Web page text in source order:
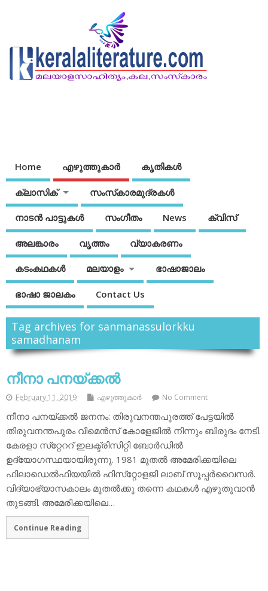
Home എഴുത്തുകാര്‍ കൃതികൾ
ക്ലാസിക് സംസ്‌കാരമുദ്രകള്‍
നാടന്‍ പാട്ടുകള്‍ സംഗീതം News ക്വിസ്
അലങ്കാരം വൃത്തം വ്യാകരണം
കടംകഥകള്‍ മലയാളം ഭാഷാജാലം
ഭാഷാ ജാലകം Contact Us
Tag archives for sanmanassulorkku
samadhanam
നീനാ പനയ്ക്കല്‍
February 11, 2019 എഴുത്തുകാര്‍ No Comment
നീനാ പനയ്ക്കല്‍ ജനനം: തിരുവനന്തപുരത്ത് പേട്ടയില്‍
തിരുവനന്തപുരം വിമെന്‍സ് കോളേജില്‍ നിന്നും ബിരുദം നേടി.
കേരളാ സ്‌റ്റേററ് ഇലക്ട്രിസിറ്റി ബോര്‍ഡില്‍
ഉദ്യോഗസ്ഥയായിരുന്നു. 1981 മുതല്‍ അമേരിക്കയിലെ
ഫിലാഡെല്‍ഫിയയില്‍ ഹിസ്‌റ്റോളജി ലാബ് സൂപ്പര്‍വൈസര്‍.
വിദ്യാഭ്യാസകാലം മുതല്‍ക്കു തന്നെ കഥകള്‍ എഴുതുവാന്‍
തുടങ്ങി. അമേരിക്കയിലെ…
Continue Reading